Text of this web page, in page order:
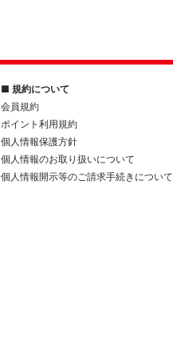
■ 規約について
会員規約
ポイント利用規約
個人情報保護方針
個人情報のお取り扱いについて
個人情報開示等のご請求手続きについて